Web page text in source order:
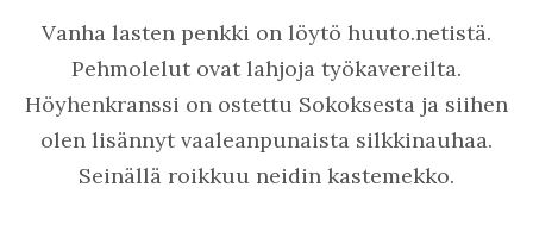
Vanha lasten penkki on löytö huuto.netistä.
Pehmolelut ovat lahjoja työkavereilta.
Höyhenkranssi on ostettu Sokoksesta ja siihen
olen lisännyt vaaleanpunaista silkkinauhaa.
Seinällä roikkuu neidin kastemekko.